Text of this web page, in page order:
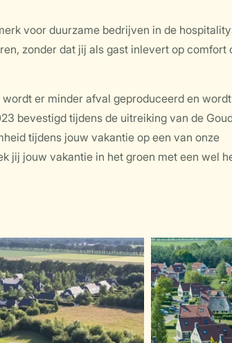
voor duurzame bedrijven in de
zonder dat jij als gast inlevert op comfort
er minder afval geproduceerd en wordt
bevestigd tijdens de uitreiking van de
tijdens jouw vakantie op een van onze
jij jouw vakantie in het groen met een wel